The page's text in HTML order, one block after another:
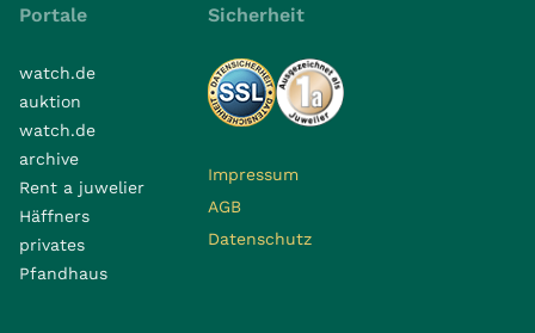
Portale
watch.de
auktion
watch.de
archive
Rent a juwelier
Häffners
privates
Pfandhaus
Sicherheit
Impressum
AGB
Datenschutz